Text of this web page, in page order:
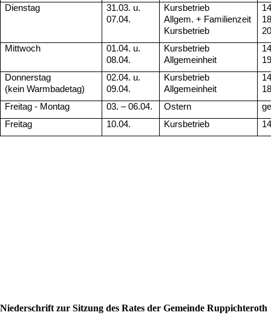
Dienstag
31.03. u.
07.04.
Kursbetrieb
Allgem. + Familienzeit
Kursbetrieb
Mittwoch
01.04. u.
08.04.
Kursbetrieb
Allgemeinheit
Donnerstag
(kein Warmbadetag)
02.04. u.
09.04.
Kursbetrieb
Allgemeinheit
Freitag - Montag
03. – 06.04. Ostern
Freitag
10.04. Kursbetrieb
Niederschrift zur Sitzung des Rates der Gemeinde Ruppichteroth